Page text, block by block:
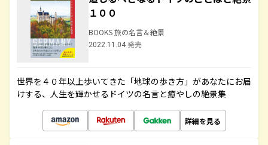
１００
BOOKS 旅の名言＆絶景
2022.11.04 発売
世界を４０年以上歩いてきた「地球の歩き方」があなたにお届
けする、人生を輝かせるドイツの名言と癒やしの絶景集
詳細を見る